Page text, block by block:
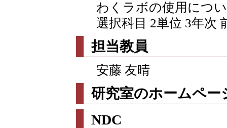
わくラボの使用につ
選択科目 2単位 3年次
担当教員
安藤 友晴
研究室のホームペー
NDC